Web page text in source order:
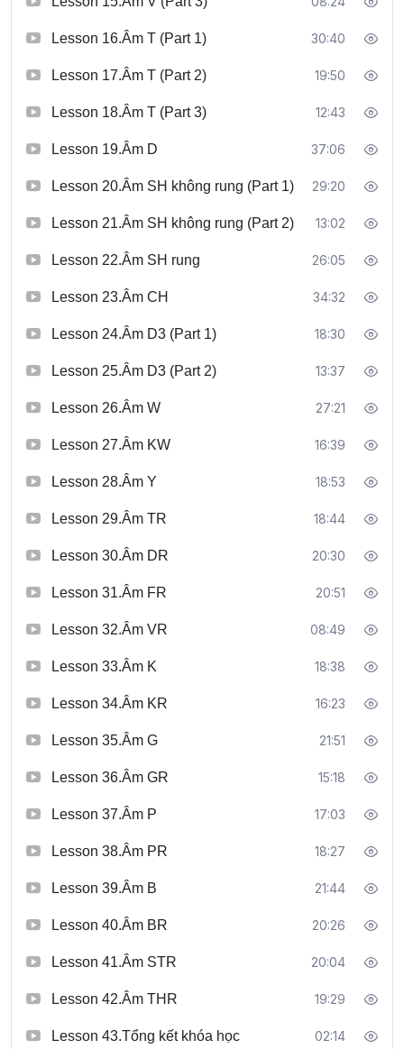
Lesson 16.Âm T (Part 1) 30:40
Lesson 17.Âm T (Part 2) 19:50
Lesson 18.Âm T (Part 3) 12:43
Lesson 19.Âm D 37:06
Lesson 20.Âm SH không rung (Part 1) 29:20
Lesson 21.Âm SH không rung (Part 2) 13:02
Lesson 22.Âm SH rung 26:05
Lesson 23.Âm CH 34:32
Lesson 24.Âm D3 (Part 1) 18:30
Lesson 25.Âm D3 (Part 2) 13:37
Lesson 26.Âm W 27:21
Lesson 27.Âm KW 16:39
Lesson 28.Âm Y 18:53
Lesson 29.Âm TR 18:44
Lesson 30.Âm DR 20:30
Lesson 31.Âm FR 20:51
Lesson 32.Âm VR 08:49
Lesson 33.Âm K 18:38
Lesson 34.Âm KR 16:23
Lesson 35.Âm G 21:51
Lesson 36.Âm GR 15:18
Lesson 37.Âm P 17:03
Lesson 38.Âm PR 18:27
Lesson 39.Âm B 21:44
Lesson 40.Âm BR 20:26
Lesson 41.Âm STR 20:04
Lesson 42.Âm THR 19:29
Lesson 43.Tổng kết khóa học 02:14